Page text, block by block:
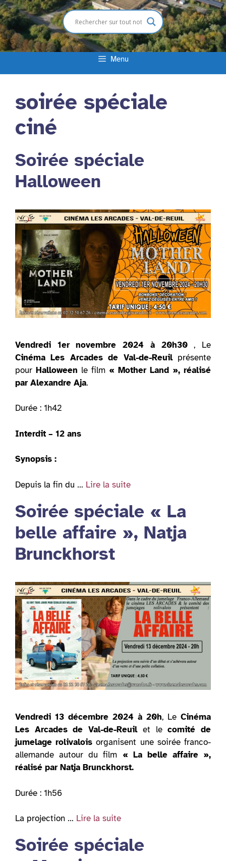
Menu
soirée spéciale
ciné
Soirée spéciale
Halloween
Vendredi 1er novembre 2024 à 20h30, Le
Cinéma Les Arcades de Val-de-Reuilprésente
pour Halloween le film « Mother Land », réalisé
par Alexandre Aja.
Durée : 1h42
Interdit – 12 ans
Synopsis :
Depuis la fin du … Lire la suite
Soirée spéciale « La
belle affaire », Natja
Brunckhorst
Vendredi 13 décembre 2024 à 20h, Le Cinéma
Les Arcades de Val-de-Reuilet lecomité de
jumelage rolivalois organisent une soirée franco-
allemande autour du film « La belle affaire »,
réalisé par Natja Brunckhorst.
Durée : 1h56
La projection … Lire la suite
Soirée spéciale